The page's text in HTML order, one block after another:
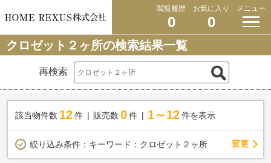
閲覧履歴
0
お気に入り
0
メニュー
クロゼット２ヶ所の検索結果一覧
再検索
該当物件数 12件 販売数 0 件 1～12 件を表示
絞り込み条件： キーワード：クロゼット２ヶ所 変更